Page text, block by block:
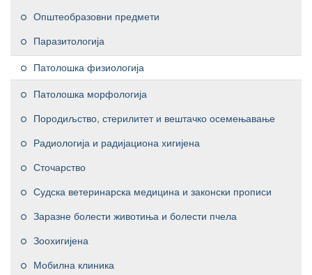
Општеобразовни предмети
Паразитологија
Патолошка физиологија
Патолошка морфологија
Породиљство, стерилитет и вештачко осемењавање
Радиологија и радијациона хигијена
Сточарство
Судска ветеринарска медицина и законски прописи
Заразне болести животиња и болести пчела
Зоохигијена
Мобилна клиника